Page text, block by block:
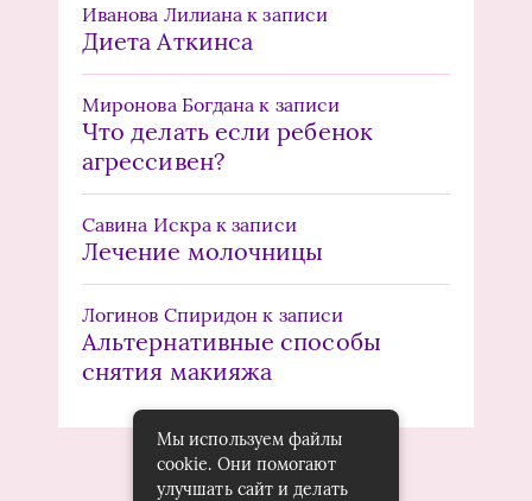
Иванова Лилиана к записи
Диета Аткинса
Миронова Богдана к записи
Что делать если ребенок
агрессивен?
Савина Искра к записи
Лечение молочницы
Логинов Спиридон к записи
Альтернативные способы
снятия макияжа
Мы используем файлы
cookie. Они помогают
улучшать сайт и делать